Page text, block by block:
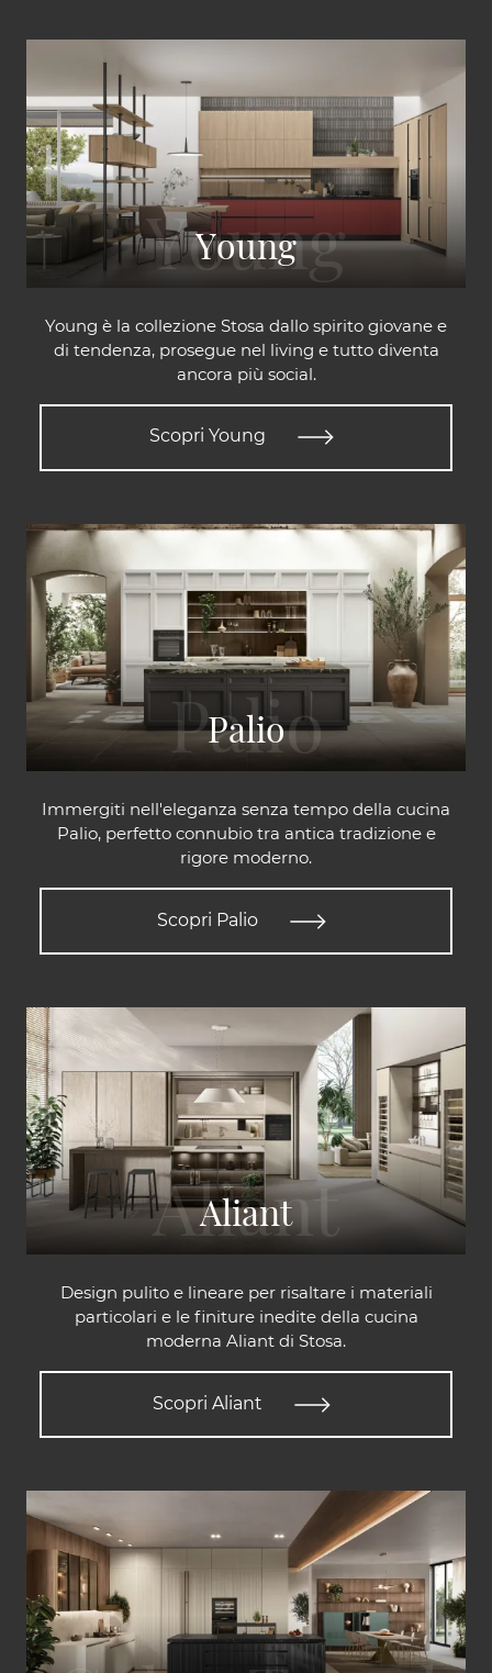
Young
Young è la collezione Stosa dallo spirito giovane e
di tendenza, prosegue nel living e tutto diventa
ancora più social.
Scopri Young
Palio
Immergiti nell'eleganza senza tempo della cucina
Palio, perfetto connubio tra antica tradizione e
rigore moderno.
Scopri Palio
Aliant
Design pulito e lineare per risaltare i materiali
particolari e le finiture inedite della cucina
moderna Aliant di Stosa.
Scopri Aliant